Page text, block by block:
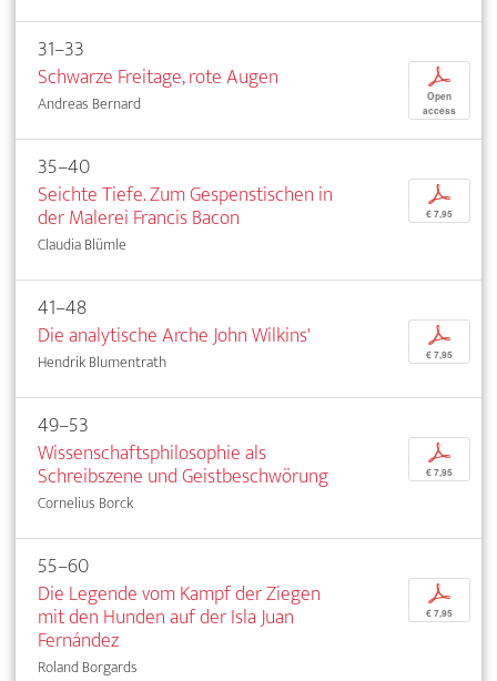
31–33
Schwarze Freitage, rote Augen
Andreas Bernard
p
Open
access
35–40
Seichte Tiefe. Zum Gespenstischen in
der Malerei Francis Bacon
Claudia Blümle
p
€ 7,95
41–48
Die analytische Arche John Wilkins'
Hendrik Blumentrath
p
€ 7,95
49–53
Wissenschaftsphilosophie als
Schreibszene und Geistbeschwörung
Cornelius Borck
p
€ 7,95
55–60
Die Legende vom Kampf der Ziegen
mit den Hunden auf der Isla Juan
Fernández
Roland Borgards
p
€ 7,95